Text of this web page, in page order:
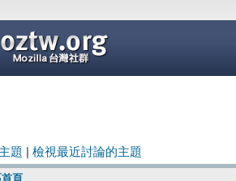
題 檢視最近討論的主題
頁